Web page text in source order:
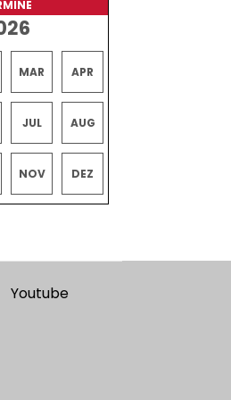
MAR APR
JUL AUG
NOV DEZ
Youtube